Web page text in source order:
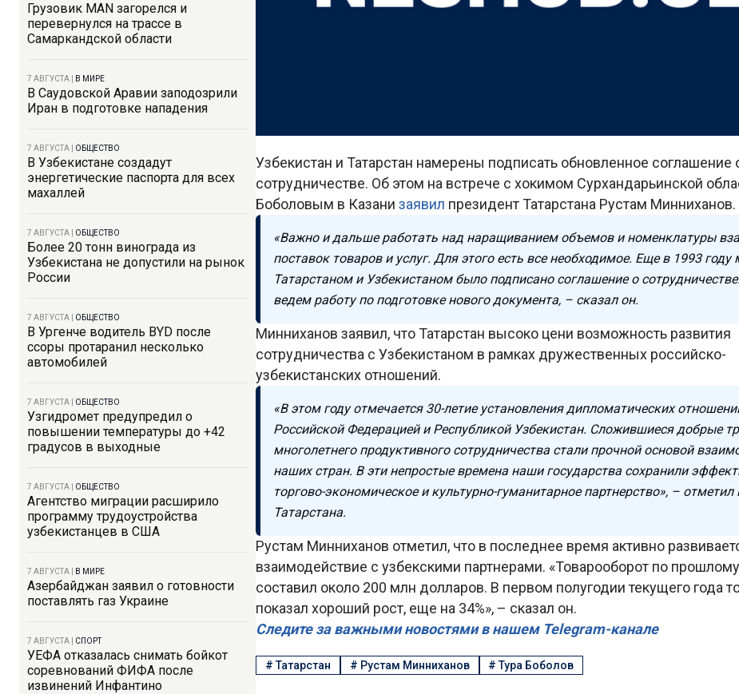
Грузовик MAN загорелся и
перевернулся на трассе в
Самаркандской области
7 АВГУСТА В МИРЕ
В Саудовской Аравии заподозрили
Иран в подготовке нападения
7 АВГУСТА ОБЩЕСТВО
В Узбекистане создадут
энергетические паспорта для всех
махаллей
7 АВГУСТА ОБЩЕСТВО
Более 20 тонн винограда из
Узбекистана не допустили на рынок
России
7 АВГУСТА ОБЩЕСТВО
В Ургенче водитель BYD после
ссоры протаранил несколько
автомобилей
7 АВГУСТА ОБЩЕСТВО
Узгидромет предупредил о
повышении температуры до +42
градусов в выходные
7 АВГУСТА ОБЩЕСТВО
Агентство миграции расширило
программу трудоустройства
узбекистанцев в США
7 АВГУСТА В МИРЕ
Азербайджан заявил о готовности
поставлять газ Украине
7 АВГУСТА СПОРТ
УЕФА отказалась снимать бойкот
соревнований ФИФА после
извинений Инфантино
Узбекистан и Татарстан намерены подписать обновленное соглашение
сотрудничестве. Об этом на встрече с хокимом Сурхандарьинской
Боболовым в Казани заявил президент Татарстана Рустам Минниханов.
«Важно и дальше работать над наращиванием объемов и номенклатуры
поставок товаров и услуг. Для этого есть все необходимое. Еще в 1993 году
Татарстаном и Узбекистаном было подписано соглашение о
ведем работу по подготовке нового документа, – сказал он.
Минниханов заявил, что Татарстан высоко цени возможность развития
сотрудничества с Узбекистаном в рамках дружественных российско-
узбекистанских отношений.
«В этом году отмечается 30-летие установления дипломатических
Российской Федерацией и Республикой Узбекистан. Сложившиеся добрые
многолетнего продуктивного сотрудничества стали прочной основой
наших стран. В эти непростые времена наши государства сохранили
торгово-экономическое и культурно-гуманитарное партнерство», – отметил
Татарстана.
Рустам Минниханов отметил, что в последнее время активно
взаимодействие с узбекскими партнерами. «Товарооборот по
составил около 200 млн долларов. В первом полугодии текущего года
показал хороший рост, еще на 34%», – сказал он.
Следите за важными новостями в нашем Telegram-канале
#Татарстан # Рустам Минниханов #Тура Боболов